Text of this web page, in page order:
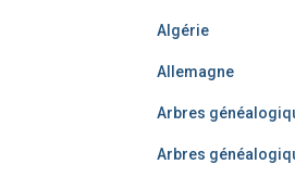
Algérie
Allemagne
Arbres
Arbres